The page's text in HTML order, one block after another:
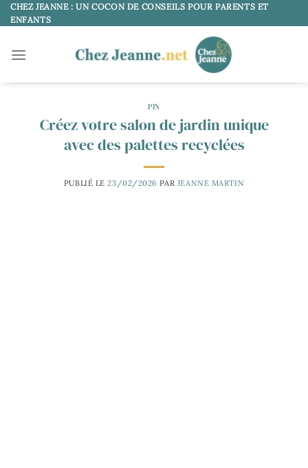
Passer
au
CHEZ JEANNE : UN COCON DE CONSEILS POUR PARENTS ET
ENFANTS
PIN
Créez votre salon de jardin unique
avec des palettes recyclées
PUBLIÉ LE23/02/2026 PAR JEANNE MARTIN